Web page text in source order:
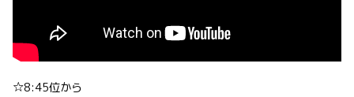
☆8:45位から